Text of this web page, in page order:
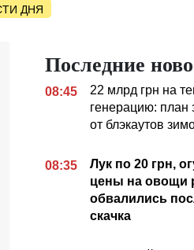
ДНЯ
Последние
08:45
22 млрд грн на
генерацию: план
от блэкаутов
08:35
Лук по 20 грн,
цены на овощи
обвалились
скачка